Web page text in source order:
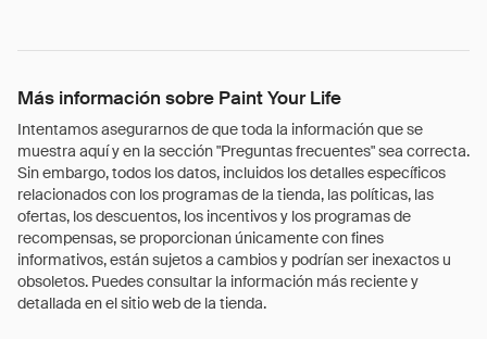
Más información sobre Paint Your Life
Intentamos asegurarnos de que toda la información que se
muestra aquí y en la sección "Preguntas frecuentes" sea correcta.
Sin embargo, todos los datos, incluidos los detalles específicos
relacionados con los programas de la tienda, las políticas, las
ofertas, los descuentos, los incentivos y los programas de
recompensas, se proporcionan únicamente con fines
informativos, están sujetos a cambios y podrían ser inexactos u
obsoletos. Puedes consultar la información más reciente y
detallada en el sitio web de la tienda.